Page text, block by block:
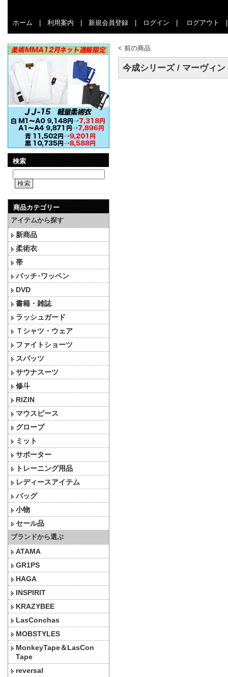
ホーム 利用案内 新規会員登録 ログイン ログアウト
検索
検索
商品カテゴリー
アイテムから探す
新商品
柔術衣
帯
パッチ･ワッペン
DVD
書籍・雑誌
ラッシュガード
Ｔシャツ・ウェア
ファイトショーツ
スパッツ
サウナスーツ
修斗
RIZIN
マウスピース
グローブ
ミット
サポーター
トレーニング用品
レディースアイテム
バッグ
小物
セール品
ブランドから選ぶ
ATAMA
GR1PS
HAGA
INSPIRIT
KRAZYBEE
LasConchas
MOBSTYLES
MonkeyTape＆LasCon
Tape
reversal
< 前の商品
今成シリーズ / マーヴィ